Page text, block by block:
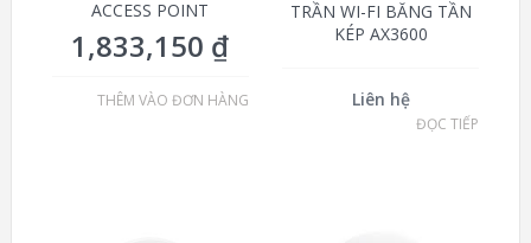
ACCESS POINT
1,833,150 ₫
THÊM VÀO ĐƠN HÀNG
TRẦN WI-FI BĂNG TẦN
KÉP AX3600
Liên hệ
ĐỌC TIẾP